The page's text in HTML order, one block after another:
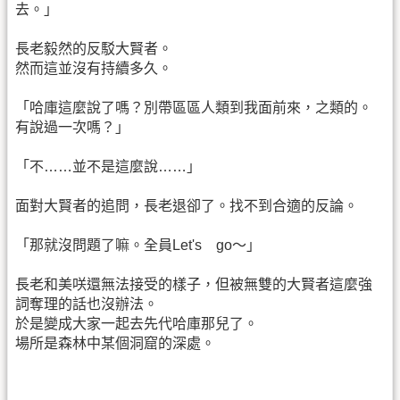
去。」
長老毅然的反駁大賢者。
然而這並沒有持續多久。
「哈庫這麼說了嗎？別帶區區人類到我面前來，之類的。
有說過一次嗎？」
「不……並不是這麼說……」
面對大賢者的追問，長老退卻了。找不到合適的反論。
「那就沒問題了嘛。全員Let's go～」
長老和美咲還無法接受的樣子，但被無雙的大賢者這麼強
詞奪理的話也沒辦法。
於是變成大家一起去先代哈庫那兒了。
場所是森林中某個洞窟的深處。